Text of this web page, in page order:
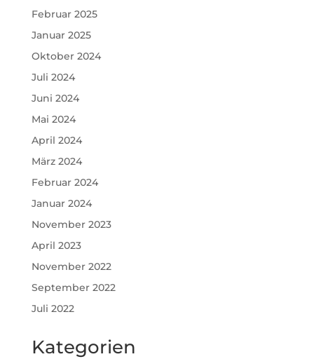
Februar 2025
Januar 2025
Oktober 2024
Juli 2024
Juni 2024
Mai 2024
April 2024
März 2024
Februar 2024
Januar 2024
November 2023
April 2023
November 2022
September 2022
Juli 2022
Kategorien